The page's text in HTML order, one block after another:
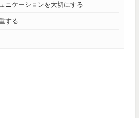
ニケーションを大切にする
する